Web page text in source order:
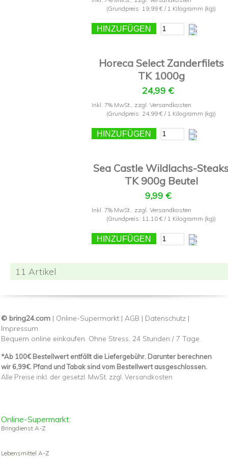
(Grundpreis: 19,99 € / 1 Kilogramm (kg))
HINZUFÜGEN
Horeca Select Zanderfilets
TK 1000g
24,99 €
Inkl. 7% MwSt. zzgl. Versandkosten
(Grundpreis: 24,99 € / 1 Kilogramm (kg))
HINZUFÜGEN
Sea Castle Wildlachs-
TK 900g Beutel
9,99 €
Inkl. 7% MwSt. zzgl. Versandkosten
(Grundpreis: 11,10 € / 1 Kilogramm (kg))
HINZUFÜGEN
11 Artikel
© bring24.com | Online-Supermarkt | AGB | Datenschutz |
Impressum
Bequem online einkaufen. Ohne Stress, 24 Stunden / 7 Tage.
*Ab 100€ Bestellwert entfällt die Liefergebühr. Darunter berechnen
wir 6,99€. Pfand und Tabak sind vom Bestellwert ausgeschlossen.
Alle Preise inkl. der gesetzl. MwSt. zzgl. Versandkosten
Online-Supermarkt:
Bringdienst A-Z
Lebensmittel A-Z